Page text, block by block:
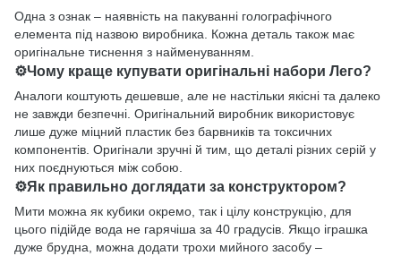
Одна з ознак – наявність на пакуванні голографічного
елемента під назвою виробника. Кожна деталь також має
оригінальне тиснення з найменуванням.
⚙️Чому краще купувати оригінальні набори Лего?
Аналоги коштують дешевше, але не настільки якісні та далеко
не завжди безпечні. Оригінальний виробник використовує
лише дуже міцний пластик без барвників та токсичних
компонентів. Оригінали зручні й тим, що деталі різних серій у
них поєднуються між собою.
⚙️Як правильно доглядати за конструктором?
Мити можна як кубики окремо, так і цілу конструкцію, для
цього підійде вода не гарячіша за 40 градусів. Якщо іграшка
дуже брудна, можна додати трохи мийного засобу –